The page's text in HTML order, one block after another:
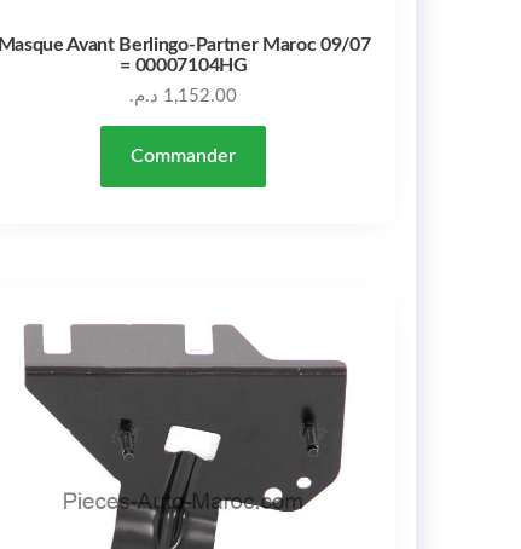
Masque Avant Berlingo-Partner Maroc 09/07
= 00007104HG
1,152.00 د.م.
Commander